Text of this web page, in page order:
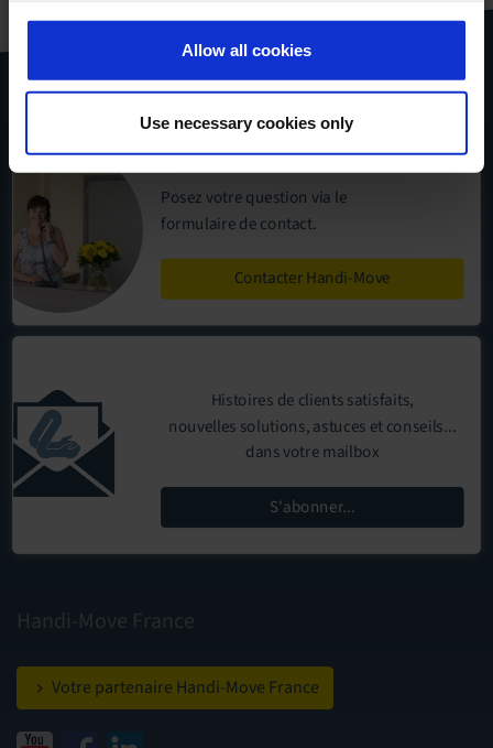
Allow all cookies
Use necessary cookies only
dans un pdf pratique
Téléchargerle catalogue
Posez votre question via le
formulaire de contact.
Contacter Handi-Move
Histoires de clients satisfaits,
nouvelles solutions, astuces et conseils...
dans votre mailbox
S'abonner...
Handi-Move France
Votre partenaire Handi-Move France